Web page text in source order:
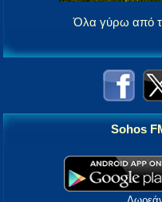
Όλα γύρω από
Sohos